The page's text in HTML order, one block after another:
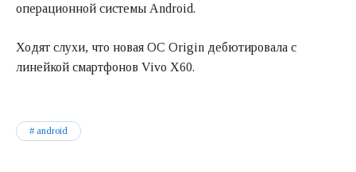
операционной системы Android.
Ходят слухи, что новая ОС Origin дебютировала с
линейкой смартфонов Vivo X60.
android